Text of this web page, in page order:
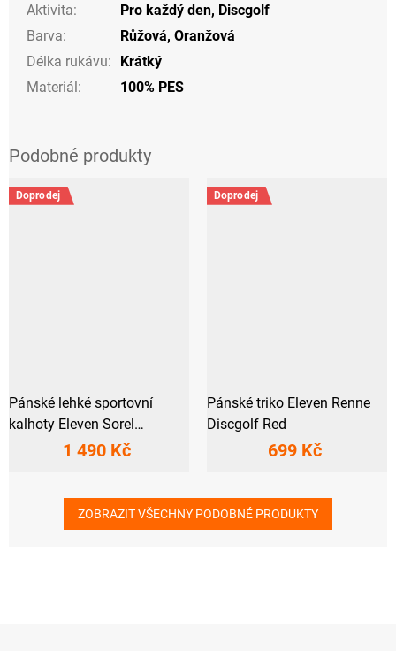
Aktivita: Pro každý den, Discgolf
Barva: Růžová, Oranžová
Délka rukávu:
Krátký
Materiál: 100% PES
Doprodej
Pánské lehké sportovní
kalhoty Eleven Sorel
Discgolf Blue1 490 Kč
Doprodej
Pánské triko Eleven Renne
Discgolf Red
699 Kč
ZOBRAZIT VŠECHNY PODOBNÉ PRODUKTY